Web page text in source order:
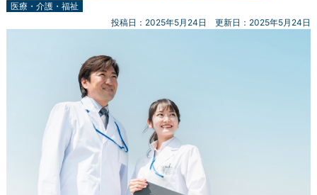
医療・介護・福祉
更新日：2025年5月24日
投稿日：2025年5月24日